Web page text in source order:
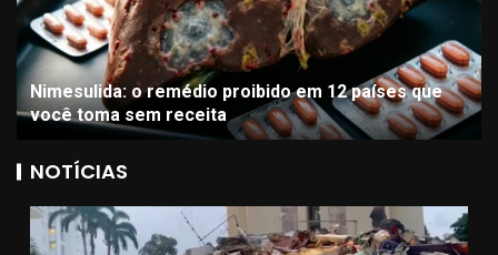
Nimesulida: o remédio proibido em 12 países que
você toma sem receita
NOTÍCIAS
GASTRONOMIA
RECEITAS CULINÁRIAS